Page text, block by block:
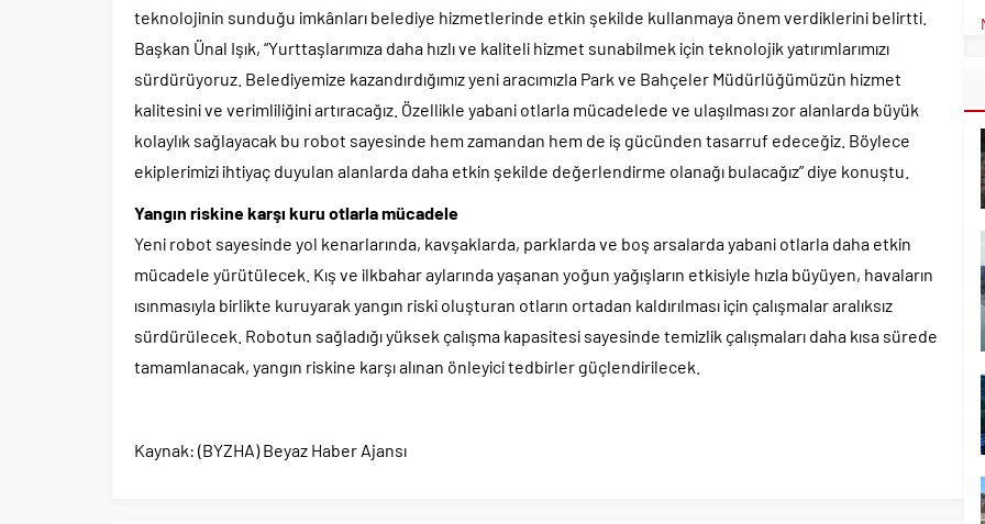
teknolojinin sunduğu imkânları belediye hizmetlerinde etkin şekilde kullanmaya önem verdiklerini belirtti.
Başkan Ünal Işık, “Yurttaşlarımıza daha hızlı ve kaliteli hizmet sunabilmek için teknolojik yatırımlarımızı
sürdürüyoruz. Belediyemize kazandırdığımız yeni aracımızla Park ve Bahçeler Müdürlüğümüzün hizmet
kalitesini ve verimliliğini artıracağız. Özellikle yabani otlarla mücadelede ve ulaşılması zor alanlarda büyük
kolaylık sağlayacak bu robot sayesinde hem zamandan hem de iş gücünden tasarruf edeceğiz. Böylece
ekiplerimizi ihtiyaç duyulan alanlarda daha etkin şekilde değerlendirme olanağı bulacağız” diye konuştu.
Yangın riskine karşı kuru otlarla mücadele
Yeni robot sayesinde yol kenarlarında, kavşaklarda, parklarda ve boş arsalarda yabani otlarla daha etkin
mücadele yürütülecek. Kış ve ilkbahar aylarında yaşanan yoğun yağışların etkisiyle hızla büyüyen, havaların
ısınmasıyla birlikte kuruyarak yangın riski oluşturan otların ortadan kaldırılması için çalışmalar aralıksız
sürdürülecek. Robotun sağladığı yüksek çalışma kapasitesi sayesinde temizlik çalışmaları daha kısa sürede
tamamlanacak, yangın riskine karşı alınan önleyici tedbirler güçlendirilecek.
Kaynak: (BYZHA) Beyaz Haber Ajansı